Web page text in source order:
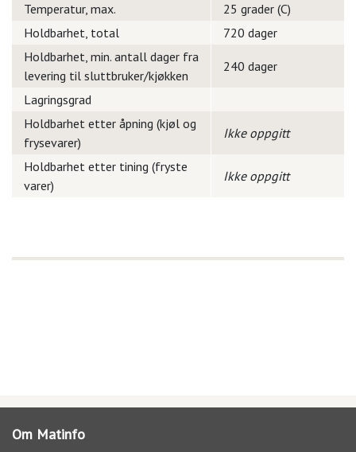
Temperatur, max.
25 grader (C)
Holdbarhet, total
720 dager
Holdbarhet, min. antall dager fra
levering til sluttbruker/kjøkken
240 dager
Lagringsgrad
Holdbarhet etter åpning (kjøl og
frysevarer)
Ikke oppgitt
Holdbarhet etter tining (fryste
varer)
Ikke oppgitt
Om Matinfo